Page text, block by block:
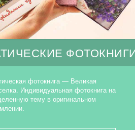
фотокнига — Великая
Индивидуальная фотокнига на
тему в оригинальном